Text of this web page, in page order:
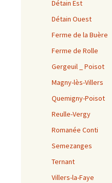
Détain Est
Détain Ouest
Ferme de la Buère
Ferme de Rolle
Gergeuil _ Poisot
Magny-lès-Villers
Quemigny-Poisot
Reulle-Vergy
Romanée Conti
Semezanges
Ternant
Villers-la-Faye